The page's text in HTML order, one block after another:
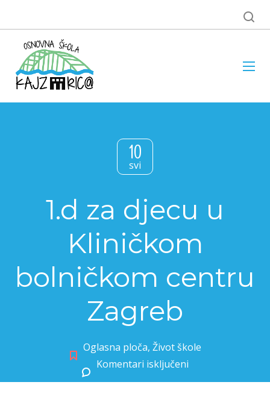
10
svi
1.d za djecu u
Kliničkom
bolničkom centru
Zagreb
Oglasna ploča, Život škole
Komentari isključeni